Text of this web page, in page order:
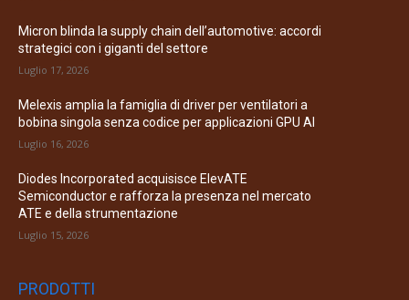
Micron blinda la supply chain dell’automotive: accordi
strategici con i giganti del settore
Luglio 17, 2026
Melexis amplia la famiglia di driver per ventilatori a
bobina singola senza codice per applicazioni GPU AI
Luglio 16, 2026
Diodes Incorporated acquisisce ElevATE
Semiconductor e rafforza la presenza nel mercato
ATE e della strumentazione
Luglio 15, 2026
PRODOTTI